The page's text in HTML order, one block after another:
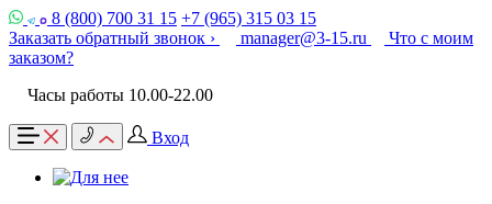
8 (800) 700 31 15 +7 (965) 315 03 15
Заказать обратный звонок ›
manager@3-15.ru
Что с моим
заказом?
Часы работы 10.00-22.00
Вход